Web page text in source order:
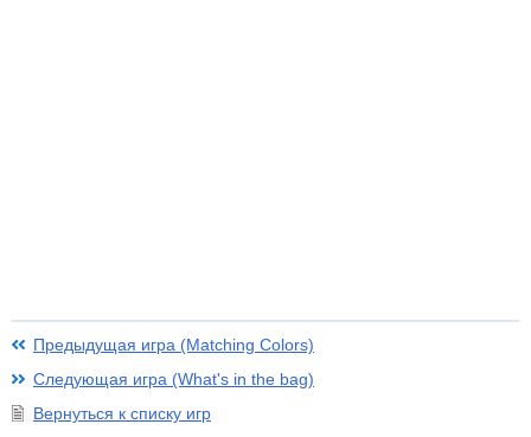
Предыдущая игра (Matching Colors)
Следующая игра (What's in the bag)
Вернуться к списку игр